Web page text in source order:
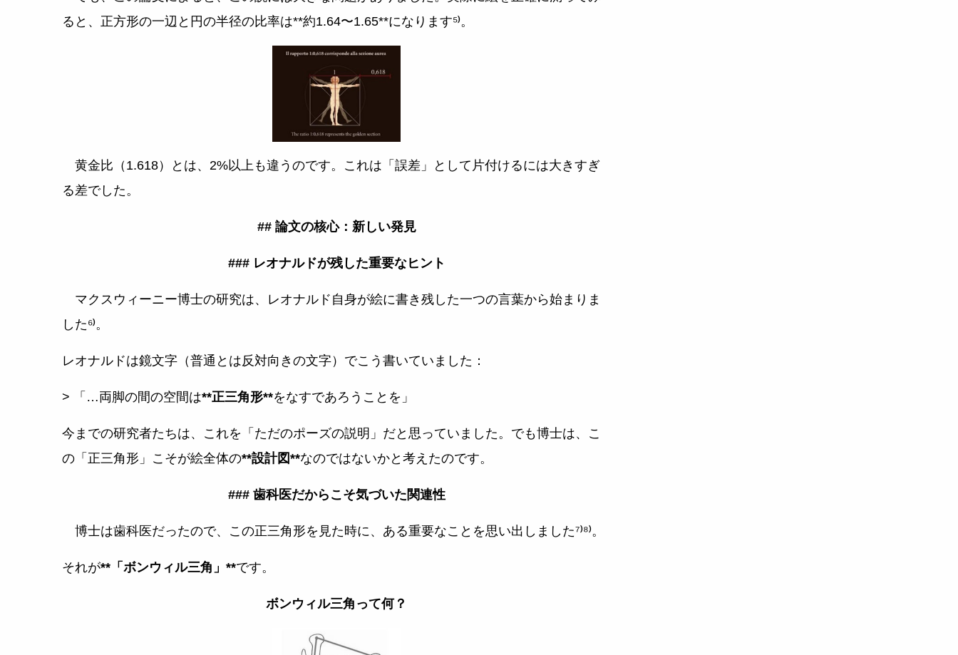
ると、正方形の一辺と円の半径の比率は**約1.64〜1.65**になります⁵⁾。
黄金比（1.618）とは、2%以上も違うのです。これは「誤差」として片付けるには大きすぎ
る差でした。
## 論文の核心：新しい発見
### レオナルドが残した重要なヒント
マクスウィーニー博士の研究は、レオナルド自身が絵に書き残した一つの言葉から始まりま
した⁶⁾。
レオナルドは鏡文字（普通とは反対向きの文字）でこう書いていました：
> 「…両脚の間の空間は**正三角形**をなすであろうことを」
今までの研究者たちは、これを「ただのポーズの説明」だと思っていました。でも博士は、こ
の「正三角形」こそが絵全体の**設計図**なのではないかと考えたのです。
### 歯科医だからこそ気づいた関連性
博士は歯科医だったので、この正三角形を見た時に、ある重要なことを思い出しました⁷⁾⁸⁾。
それが**「ボンウィル三角」**です。
ボンウィル三角って何？